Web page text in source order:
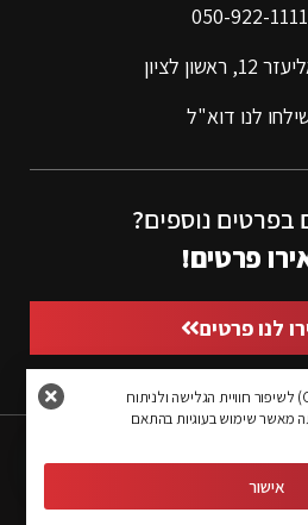
050-922-1111
לציון
לנו דוא"ל
בפרטים נוספים?
פרטים!
לנו פרטים
האתר משתמש בעוגיות (Cookies) לשיפור חוויית הגלישה ולניתוח
מאשר שימוש בעוגיות בהתאם
אישור